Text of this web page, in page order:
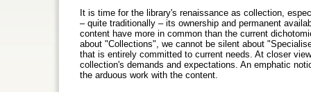
It is time for the library's renaissance as collection,
– quite traditionally – its ownership and permanent
content have more in common than the current
about "Collections", we cannot be silent about
that is entirely committed to current needs. At closer
collection's demands and expectations. An emphatic
the arduous work with the content.